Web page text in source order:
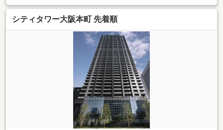
シティタワー大阪本町 先着順